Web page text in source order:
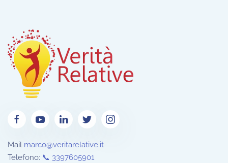
Mail marco@veritarelative.it
Telefono: 📞 3397605901